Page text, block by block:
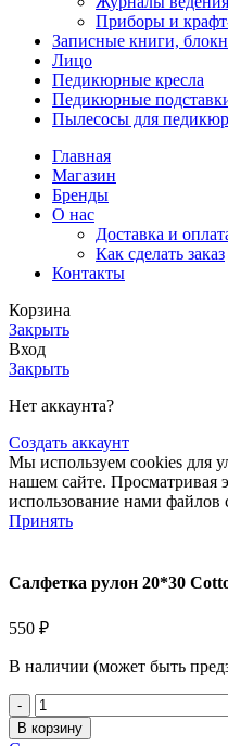
Приборы и
Записные книги,
Лицо
Педикюрные кресла
Педикюрные
Пылесосы для
Главная
Магазин
Бренды
О нас
Доставка и
Как сделать заказ
Контакты
Корзина
Закрыть
Вход
Закрыть
Нет аккаунта?
Создать аккаунт
Мы используем cookies для
нашем сайте. Просматривая
использование нами файлов
Принять
Салфетка рулон 20*30
550 ₽
В наличии (может быть
Количество
товара
В корзину